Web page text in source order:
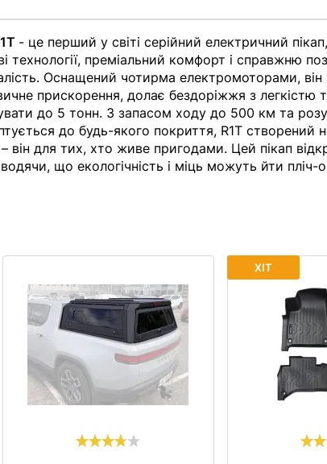
- це перший у світі серійний електричний
технології, преміальний комфорт і справжню
Оснащений чотирма електромоторами, він
прискорення, долає бездоріжжя з легкістю
до 5 тонн. З запасом ходу до 500 км та
до будь-якого покриття, R1T створений
він для тих, хто живе пригодами. Цей пікап
що екологічність і міць можуть йти пліч-
ХІТ